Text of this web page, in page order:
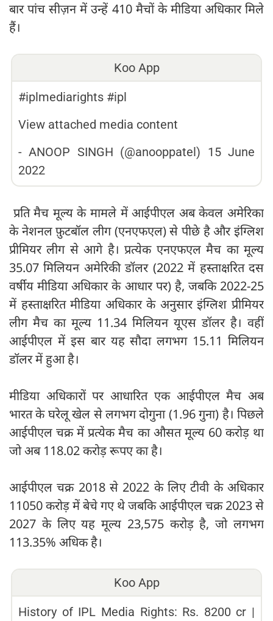
बार पांच सीज़न में उन्हें 410 मैचों के मीडिया अधिकार मिले
हैं।
Koo App
#iplmediarights #ipl
View attached media content
-ANOOP SINGH (@anooppatel) 15 June
2022
प्रति मैच मूल्य के मामले में आईपीएल अब केवल अमेरिका
के नेशनल फ़ुटबॉल लीग (एनएफएल) से पीछे है और इंग्लिश
प्रीमियर लीग से आगे है। प्रत्येक एनएफएल मैच का मूल्य
35.07 मिलियन अमेरिकी डॉलर (2022 में हस्ताक्षरित दस
वर्षीय मीडिया अधिकार के आधार पर) है, जबकि 2022-25
में हस्ताक्षरित मीडिया अधिकार के अनुसार इंग्लिश प्रीमियर
लीग मैच का मूल्य 11.34 मिलियन यूएस डॉलर है। वहीं
आईपीएल में इस बार यह सौदा लगभग 15.11 मिलियन
डॉलर में हुआ है।
मीडिया अधिकारों पर आधारित एक आईपीएल मैच अब
भारत के घरेलू खेल से लगभग दोगुना (1.96 गुना) है। पिछले
आईपीएल चक्र में प्रत्येक मैच का औसत मूल्य 60 करोड़ था
जो अब 118.02 करोड़ रूपए का है।
आईपीएल चक्र 2018 से 2022 के लिए टीवी के अधिकार
11050 करोड़ में बेचे गए थे जबकि आईपीएल चक्र 2023 से
2027 के लिए यह मूल्य 23,575 करोड़ है, जो लगभग
113.35% अधिक है।
Koo App
History of IPL Media Rights: Rs. 8200 cr |